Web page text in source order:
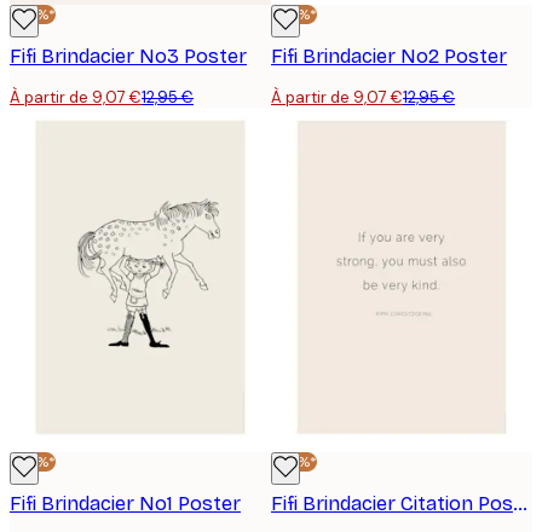
-30%*
Fifi Brindacier No3 Poster
À partir de 9,07 €12,95 €
-30%*
Fifi Brindacier No2 Poster
À partir de 9,07 €12,95 €
-30%*
Fifi Brindacier No1 Poster
-30%*
Fifi Brindacier Citation Poster